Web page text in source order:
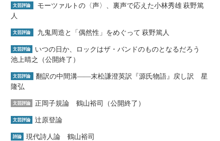
文芸評論
モーツァルトの〈声〉、裏声で応えた小林秀雄 萩野篤
人
文芸評論 九鬼周造と「偶然性」をめぐって 萩野篤人
文芸評論
いつの日か、ロックはザ・バンドのものとなるだろう
池上晴之（公開終了）
文芸評論
翻訳の中間溝――末松謙澄英訳『源氏物語』戻し訳 星
隆弘
文芸評論 正岡子規論 鶴山裕司（公開終了）
文芸評論 辻原登論
詩論 現代詩人論 鶴山裕司